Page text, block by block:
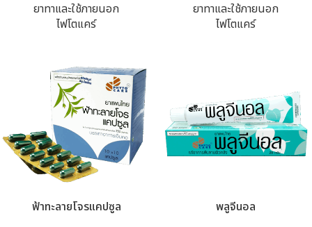
ยาทาและใช้ภายนอก
ไฟโตแคร์
ยาทาและใช้ภายนอก
ไฟโตแคร์
ฟ้าทะลายโจรแคปซูล
พลูจีนอล